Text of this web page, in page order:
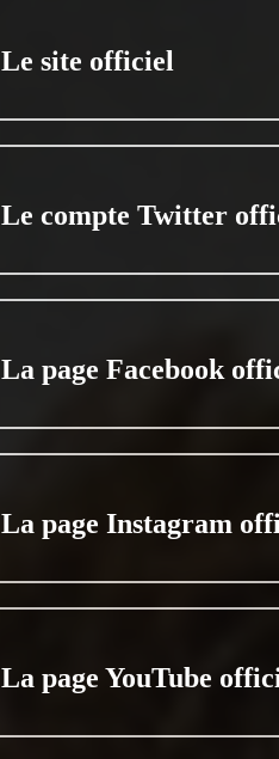
Le site officiel
Le compte Twitter
La page Facebook
La page Instagram
La page YouTube